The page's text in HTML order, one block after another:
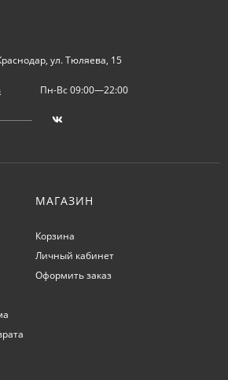
ул. Тюляева, 15
Пн-Вс 09:00—22:00
МАГАЗИН
Корзина
Личный кабинет
Оформить заказ